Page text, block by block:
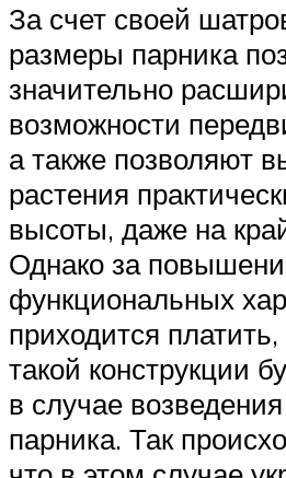
За счет своей
размеры парника
значительно
возможности
а также позволяют
растения
высоты, даже на
Однако за
функциональных
приходится
такой конструкции
в случае
парника. Так